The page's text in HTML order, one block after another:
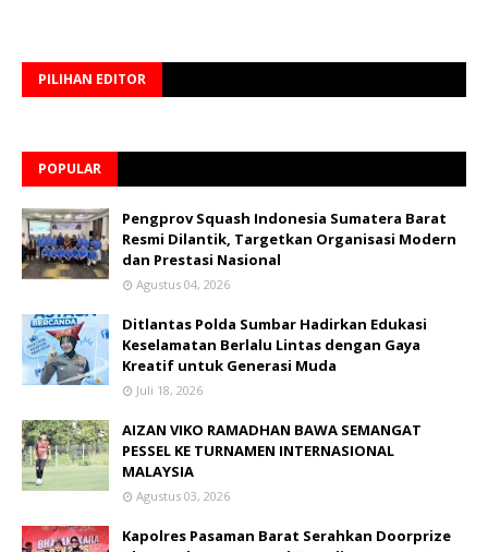
PILIHAN EDITOR
POPULAR
Pengprov Squash Indonesia Sumatera Barat
Resmi Dilantik, Targetkan Organisasi Modern
dan Prestasi Nasional
Agustus 04, 2026
Ditlantas Polda Sumbar Hadirkan Edukasi
Keselamatan Berlalu Lintas dengan Gaya
Kreatif untuk Generasi Muda
Juli 18, 2026
AIZAN VIKO RAMADHAN BAWA SEMANGAT
PESSEL KE TURNAMEN INTERNASIONAL
MALAYSIA
Agustus 03, 2026
Kapolres Pasaman Barat Serahkan Doorprize